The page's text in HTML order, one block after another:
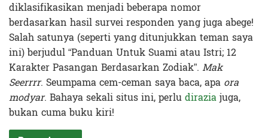
diklasifikasikan menjadi beberapa nomor
berdasarkan hasil survei responden yang juga abege!
Salah satunya (seperti yang ditunjukkan teman saya
ini) berjudul “Panduan Untuk Suami atau Istri; 12
Karakter Pasangan Berdasarkan Zodiak”. Mak
Seerrrr. Seumpama cem-ceman saya baca, apa ora
modyar. Bahaya sekali situs ini, perludiraziajuga,
bukan cuma buku kiri!